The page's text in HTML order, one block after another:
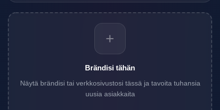
+
Brändisi tähän
Näytä brändisi tai verkkosivustosi tässä ja tavoita tuhansia
uusia asiakkaita